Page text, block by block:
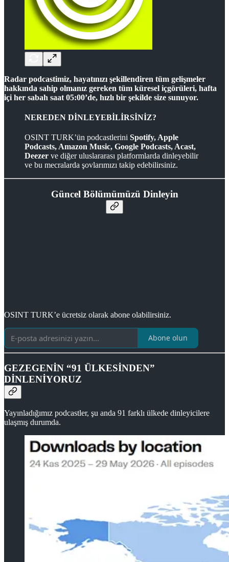
Radar podcastimiz, hayatınızı şekillendiren tüm gelişmeler
hakkında sahip olmanız gereken tüm küresel içgörüleri, hafta
içi her sabah saat 05:00’de, hızlı bir şekilde size sunuyor.
NEREDEN DİNLEYEBİLİRSİNİZ?
OSINT TURK’ün podcastlerini Spotify, Apple
Podcasts, Amazon Music, Google Podcasts, Acast,
Deezer ve diğer uluslararası platformlarda dinleyebilir
ve bu mecralarda şovlarımızı takip edebilirsiniz.
Güncel Bölümümüzü Dinleyin
OSINT TURK’e ücretsiz olarak abone olabilirsiniz.
Abone olun
GEZEGENİN “91 ÜLKESİNDEN”
DİNLENİYORUZ
Yayınladığımız podcastler, şu anda 91 farklı ülkede dinleyicilere
ulaşmış durumda.